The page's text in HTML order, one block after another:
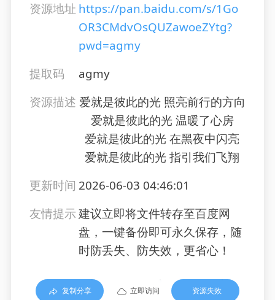
资源地址 https://pan.baidu.com/s/1Go
OR3CMdvOsQUZawoeZYtg?
pwd=agmy
提取码
agmy
资源描述 爱就是彼此的光 照亮前行的方向
爱就是彼此的光 温暖了心房
爱就是彼此的光 在黑夜中闪亮
爱就是彼此的光 指引我们飞翔
更新时间 2026-06-03 04:46:01
友情提示建议立即将文件转存至百度网
盘，一键备份即可永久保存，随
时防丢失、防失效，更省心！
复制分享 立即访问 资源失效